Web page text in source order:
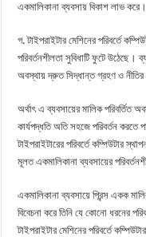
একমালিকানা ব্যবসায় বিকাশ লাভ করে।
গ. টাইপরাইটার মেশিনের পরিবর্তে
পরিবর্তনশীলতা সুবিধাটি ফুটে উঠেছে।
অবস্থায় দ্রুত সিদ্ধান্ত গ্রহণ ও নীতির
অর্থাৎ এ ব্যবসায়ের মালিক পরিবর্তিত
কার্যপদ্ধতি অতি সহজে পরিবর্তন করতে
টাইপরাইটারের পরিবর্তে কম্পিউটার
মূলত একমালিকানা ব্যবসায়ের
একমালিকানা ব্যবসায়ে প্রিন্স একক
বিবেচনা করে তিনি যে কোনো ধরনের
টাইপরাইটার মেশিনের পরিবর্তে